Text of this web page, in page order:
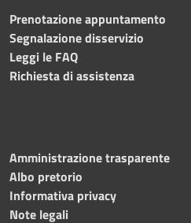
Prenotazione appuntamento
Segnalazione disservizio
Leggi le FAQ
Richiesta di assistenza
Amministrazione trasparente
Albo pretorio
Informativa privacy
Note legali